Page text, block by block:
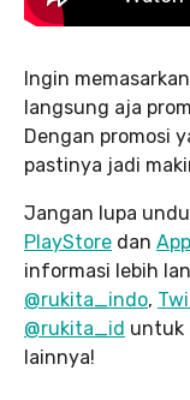
Ingin
langsung aja
Dengan promosi
pastinya jadi
Jangan lupa
PlayStore dan
informasi lebih
@rukita_indo,
@rukita_id untuk
lainnya!